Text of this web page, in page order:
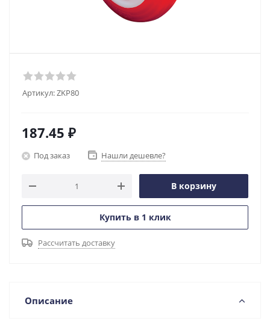
Артикул:ZKP80
187.45 ₽
Под заказ Нашли дешевле?
В корзину
Купить в 1 клик
Рассчитать доставку
Описание